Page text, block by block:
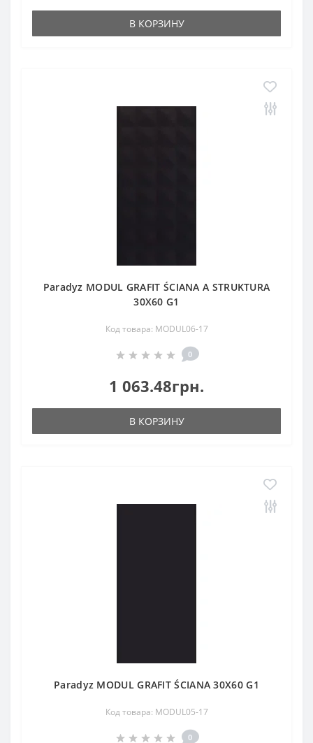
В КОРЗИНУ
Paradyz MODUL GRAFIT ŚCIANA A STRUKTURA
30X60 G1
Код товара: MODUL06-17
0
1 063.48грн.
В КОРЗИНУ
Paradyz MODUL GRAFIT ŚCIANA 30X60 G1
Код товара: MODUL05-17
0